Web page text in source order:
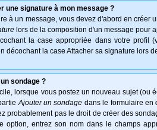
une signature à mon message ?
à un message, vous devez d'abord en
lors de la composition d'un message pour
la case appropriée dans votre profil
décochant la case Attacher sa signature lors
sondage ?
lorsque vous postez un nouveau sujet (ou
Ajouter un sondage dans le formulaire en
probablement pas le droit de créer des
option, entrez son nom dans le champs